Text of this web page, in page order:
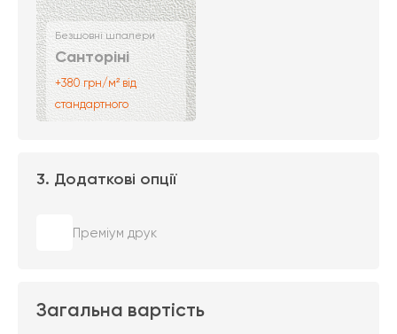
Безшовні шпалери
Санторіні
+380 грн/м² від
стандартного
3. Додаткові опції
Преміум друк
Загальна вартість